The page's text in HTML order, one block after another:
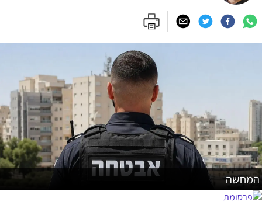
המחשה